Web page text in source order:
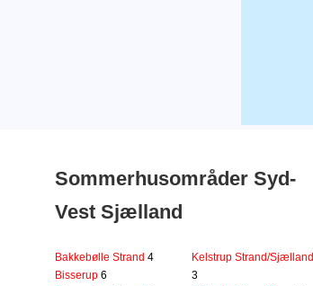
Sommerhusområder Syd-
Vest Sjælland
Bakkebølle Strand 4
Bisserup 6
Kelstrup Strand/Sjælland
3